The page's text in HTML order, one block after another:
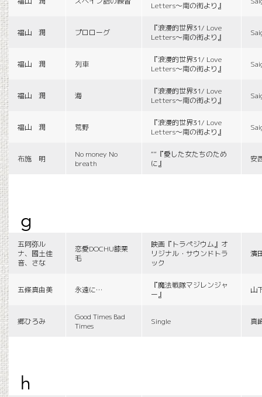
Letters〜南の街より』
福山 潤 プロローグ
『浪漫的世界31/ Love
Letters〜南の街より』
福山 潤 列車
『浪漫的世界31/ Love
Letters〜南の街より』
福山 潤 海
『浪漫的世界31/ Love
Letters〜南の街より』
福山 潤 荒野
『浪漫的世界31/ Love
Letters〜南の街より』
布施 明
No money No
breath
““『愛した女たちのため
に』
安
g
五阿弥ル
ナ、國土佳
音、さな
恋愛DOCHU膝栗
毛
映画『トラペジウム』オ
リジナル・サウンドトラ
ック
濱
五條真由美 永遠に…
『魔法戦隊マジレンジャ
ー』
山
郷ひろみ
Good Times Bad
Times
Single 真
h